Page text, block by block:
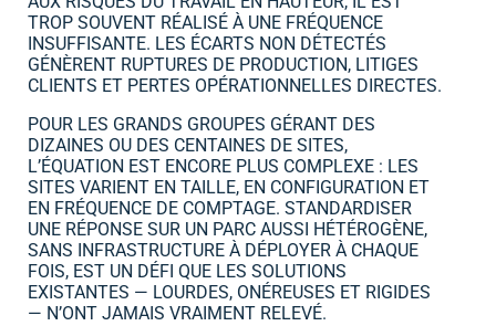
TROP SOUVENT RÉALISÉ À UNE FRÉQUENCE
INSUFFISANTE. LES ÉCARTS NON DÉTECTÉS
GÉNÈRENT RUPTURES DE PRODUCTION, LITIGES
CLIENTS ET PERTES OPÉRATIONNELLES DIRECTES.
POUR LES GRANDS GROUPES GÉRANT DES
DIZAINES OU DES CENTAINES DE SITES,
L’ÉQUATION EST ENCORE PLUS COMPLEXE : LES
SITES VARIENT EN TAILLE, EN CONFIGURATION ET
EN FRÉQUENCE DE COMPTAGE. STANDARDISER
UNE RÉPONSE SUR UN PARC AUSSI HÉTÉROGÈNE,
SANS INFRASTRUCTURE À DÉPLOYER À CHAQUE
FOIS, EST UN DÉFI QUE LES SOLUTIONS
EXISTANTES — LOURDES, ONÉREUSES ET RIGIDES
— N’ONT JAMAIS VRAIMENT RELEVÉ.